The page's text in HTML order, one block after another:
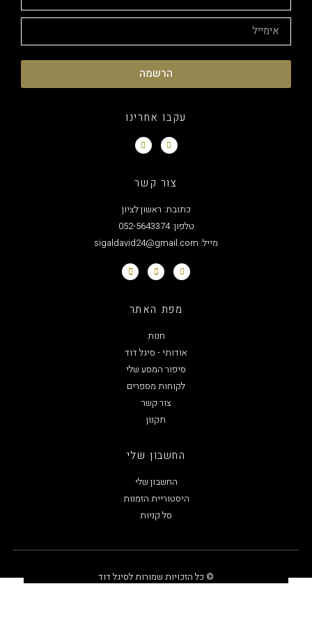
הרשמה
עקבו אחרינו
צור קשר
כתובת: ראשון לציון
טלפון: 052-5643374
מפת האתר
אודותי - סיגל דוד
סיפור המסע שלי
לקוחות מספרים
צור קשר
החשבון שלי
החשבון שלי
היסטוריית הזמנות
סל קניות
© כל הזכויות שמורות לסיגל דוד